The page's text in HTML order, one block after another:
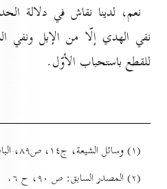
نعم، لدينا نقاش في دلالة
نفي الهدي إلّا من الإبل ونفي
للقطع باستحباب الأوّل.
(۱) وسائل الشيعة، ج۱٤، ص۸۹، الباب٤ من أبواب الذبح، ح٥.
(۲) المصدر السابق: ص ۹٠، ح ٦.